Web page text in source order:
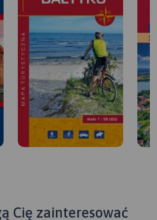
Cię zainteresować